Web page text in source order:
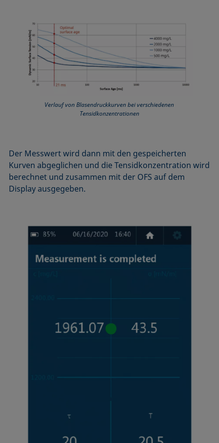
Verlauf von Blasendruckkurven bei verschiedenen
Tensidkonzentrationen
Der Messwert wird dann mit den gespeicherten
Kurven abgeglichen und die Tensidkonzentration wird
berechnet und zusammen mit der OFS auf dem
Display ausgegeben.